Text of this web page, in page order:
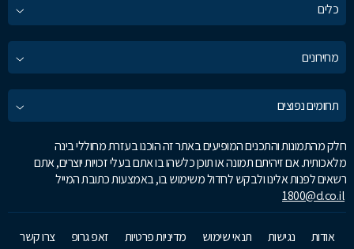
כלים
מחירונים
תחומים נפוצים
חלק מהתמונות והתכנים המופיעים באתר זה הוכנו בעזרת מחוללי בינה
מלאכותית. אם זיהיתם תמונה או תוכן כלשהו בו אתם בעלי זכויות יוצרים, אתם
רשאים לפנות אלינו ולבקש לחדול משימוש בו, באמצעות כתובת המייל
1800@d.co.il
אודות נגישות תנאי שימוש מדיניות פרטיות זאפ גרופ צרו קשר